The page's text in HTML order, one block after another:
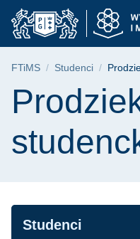
Przejdź
do
menu
Przejdź
do
wyszukiwarki
Przejdź
do
treści
Ścieżka
FTiMS Studenci
Treść
Nawigacja
Studenci